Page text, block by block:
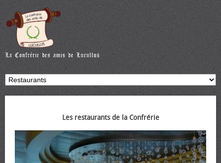
Les restaurants de la Confrérie